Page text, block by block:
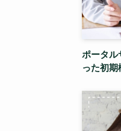
ポータル
った初